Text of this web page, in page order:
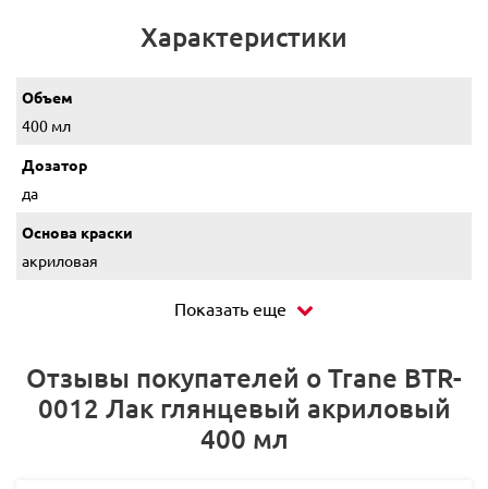
Характеристики
Объем
400 мл
Дозатор
да
Основа краски
акриловая
Показать еще
Отзывы покупателей о Trane BTR-
0012 Лак глянцевый акриловый
400 мл